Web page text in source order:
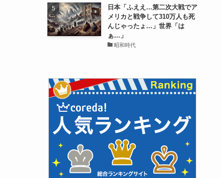
日本「ふええ…第二次大戦でア
メリカと戦争して310万人も死
んじゃったょ…」世界「は
ぁ…」
昭和時代